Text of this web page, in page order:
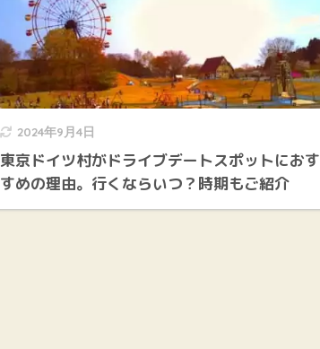
2024年9月4日
東京ドイツ村がドライブデートスポットにおす
すめの理由。行くならいつ？時期もご紹介